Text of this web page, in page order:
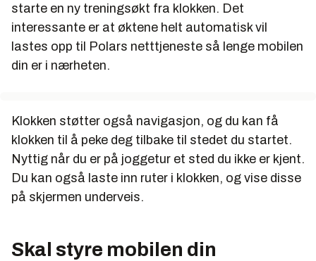
starte en ny treningsøkt fra klokken. Det
interessante er at øktene helt automatisk vil
lastes opp til Polars netttjeneste så lenge mobilen
din er i nærheten.
Klokken støtter også navigasjon, og du kan få
klokken til å peke deg tilbake til stedet du startet.
Nyttig når du er på joggetur et sted du ikke er kjent.
Du kan også laste inn ruter i klokken, og vise disse
på skjermen underveis.
Skal styre mobilen din